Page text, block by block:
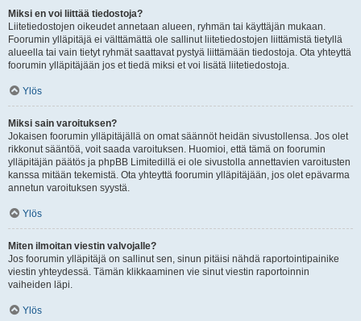
Miksi en voi liittää tiedostoja?
Liitetiedostojen oikeudet annetaan alueen, ryhmän tai käyttäjän mukaan.
Foorumin ylläpitäjä ei välttämättä ole sallinut liitetiedostojen liittämistä tietyllä
alueella tai vain tietyt ryhmät saattavat pystyä liittämään tiedostoja. Ota yhteyttä
foorumin ylläpitäjään jos et tiedä miksi et voi lisätä liitetiedostoja.
Ylös
Miksi sain varoituksen?
Jokaisen foorumin ylläpitäjällä on omat säännöt heidän sivustollensa. Jos olet
rikkonut sääntöä, voit saada varoituksen. Huomioi, että tämä on foorumin
ylläpitäjän päätös ja phpBB Limitedillä ei ole sivustolla annettavien varoitusten
kanssa mitään tekemistä. Ota yhteyttä foorumin ylläpitäjään, jos olet epävarma
annetun varoituksen syystä.
Ylös
Miten ilmoitan viestin valvojalle?
Jos foorumin ylläpitäjä on sallinut sen, sinun pitäisi nähdä raportointipainike
viestin yhteydessä. Tämän klikkaaminen vie sinut viestin raportoinnin
vaiheiden läpi.
Ylös